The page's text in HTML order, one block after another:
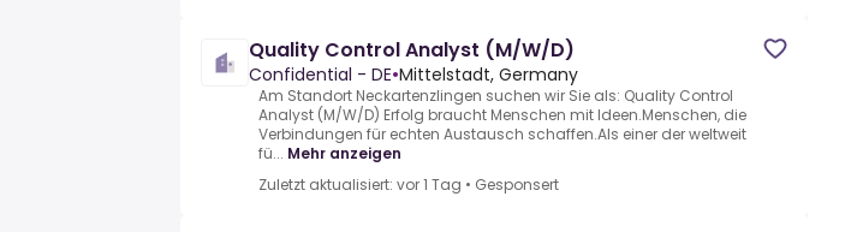
Quality Control Analyst (M/W/D)
Confidential - DE•Mittelstadt, Germany
Am Standort Neckartenzlingen suchen wir Sie als: Quality Control
Analyst (M/W/D) Erfolg braucht Menschen mit Ideen.Menschen, die
Verbindungen für echten Austausch schaffen.Als einer der weltweit
fü... Mehr anzeigen
Zuletzt aktualisiert: vor 1 Tag • Gesponsert